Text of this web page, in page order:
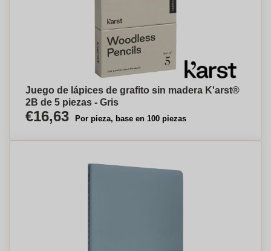
Juego de lápices de grafito sin madera K'arst®
2B de 5 piezas - Gris
€16,63 Por pieza, base en 100 piezas